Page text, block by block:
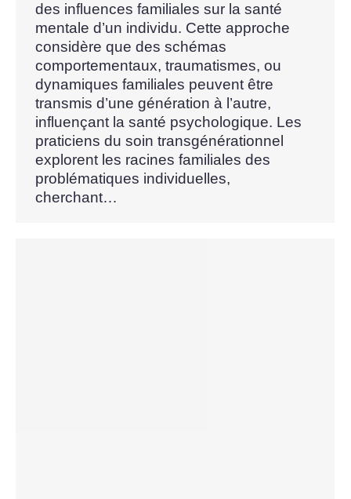
des influences familiales sur la santé
mentale d’un individu. Cette approche
considère que des schémas
comportementaux, traumatismes, ou
dynamiques familiales peuvent être
transmis d’une génération à l’autre,
influençant la santé psychologique. Les
praticiens du soin transgénérationnel
explorent les racines familiales des
problématiques individuelles,
cherchant…